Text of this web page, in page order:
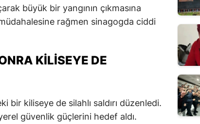
büyük bir yangının çıkmasına
rağmen sinagogda ciddi
KİLİSEYE DE
bir kiliseye de silahlı saldırı düzenledi.
güvenlik güçlerini hedef aldı.